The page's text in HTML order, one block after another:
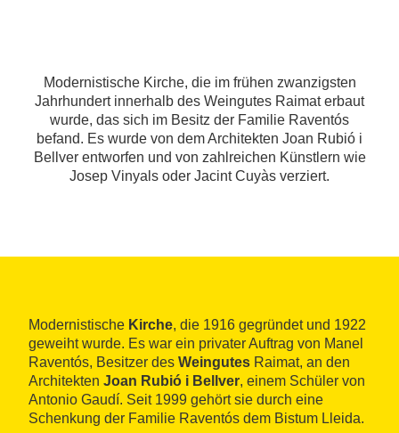
Modernistische Kirche, die im frühen zwanzigsten
Jahrhundert innerhalb des Weingutes Raimat erbaut
wurde, das sich im Besitz der Familie Raventós
befand. Es wurde von dem Architekten Joan Rubió i
Bellver entworfen und von zahlreichen Künstlern wie
Josep Vinyals oder Jacint Cuyàs verziert.
Modernistische Kirche, die 1916 gegründet und 1922
geweiht wurde. Es war ein privater Auftrag von Manel
Raventós, Besitzer des Weingutes Raimat, an den
Architekten Joan Rubió i Bellver, einem Schüler von
Antonio Gaudí. Seit 1999 gehört sie durch eine
Schenkung der Familie Raventós dem Bistum Lleida.